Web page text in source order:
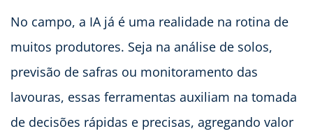
No campo, a IA já é uma realidade na rotina de
muitos produtores. Seja na análise de solos,
previsão de safras ou monitoramento das
lavouras, essas ferramentas auxiliam na tomada
de decisões rápidas e precisas, agregando valor